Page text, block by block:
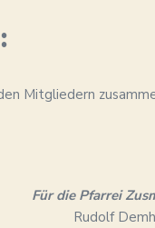
Mitgliedern
Für die Pfarrei
Rudolf